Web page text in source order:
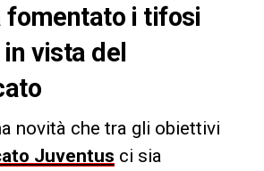
fomentato i tifosi
vista del
novità che tra gli obiettivi
Juventus ci sia